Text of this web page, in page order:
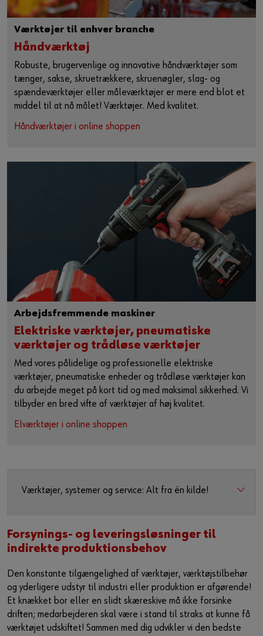
Værktøjer til enhver branche
Håndværktøj
Robuste, brugervenlige og innovative håndværktøjer som
tænger, sakse, skruetrækkere, skruenøgler, slag- og
spændeværktøjer eller måleværktøjer er mere end blot et
middel til at nå målet! Værktøjer. Med kvalitet.
Håndværktøjer i online shoppen
Arbejdsfremmende maskiner
Elektriske værktøjer, pneumatiske
værktøjer og trådløse værktøjer
Med vores pålidelige og professionelle elektriske
værktøjer, pneumatiske enheder og trådløse værktøjer kan
du arbejde meget på kort tid og med maksimal sikkerhed. Vi
tilbyder en bred vifte af værktøjer af høj kvalitet.
Elværktøjer i online shoppen
Værktøjer, systemer og service: Alt fra én kilde!
Forsynings- og leveringsløsninger til
indirekte produktionsbehov
Den konstante tilgængelighed af værktøjer, værktøjstilbehør
og yderligere udstyr til industri eller produktion er afgørende!
Et knækket bor eller en slidt skæreskive må ikke forsinke
driften; medarbejderen skal være i stand til straks at kunne få
værktøjet udskiftet! Sammen med dig udvikler vi den bedste